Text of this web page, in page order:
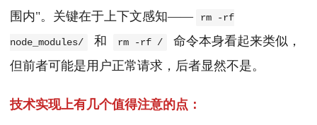
围内"。关键在于上下文感知——
rm -rf
node_modules/ 和 rm -rf /
命令本身看起来类似，
但前者可能是用户正常请求，后者显然不是。
技术实现上有几个值得注意的点：